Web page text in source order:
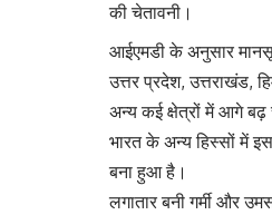
की चेतावनी।
आईएमडी के अनुसार
उत्तर प्रदेश, उत्तराखंड,
अन्य कई क्षेत्रों में आगे बढ़
भारत के अन्य हिस्सों में
बना हुआ है।
लगातार बनी गर्मी और